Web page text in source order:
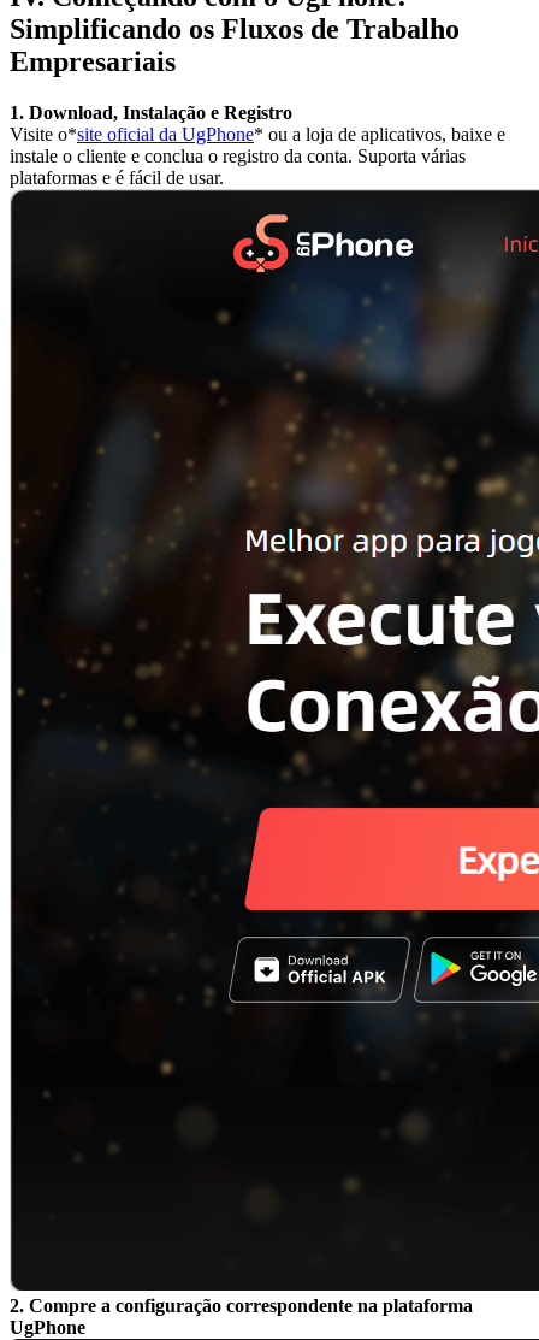
Simplificando os Fluxos de Trabalho
Empresariais
1. Download, Instalação e Registro
Visite o*site oficial da UgPhone* ou a loja de aplicativos, baixe e
instale o cliente e conclua o registro da conta. Suporta várias
plataformas e é fácil de usar.
2. Compre a configuração correspondente na plataforma
UgPhone